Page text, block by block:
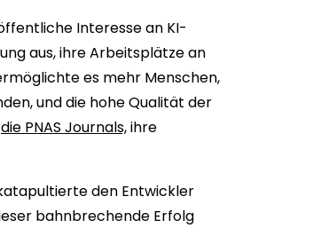
Interesse an KI-
aus, ihre Arbeitsplätze an
es mehr Menschen,
und die hohe Qualität der
die PNAS Journals,ihre
den Entwickler
bahnbrechende Erfolg